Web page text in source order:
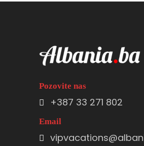
Pozovite nas
+387 33 271 802
Email